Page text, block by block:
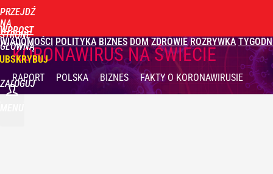
PRZEJDŹ
NA
STRONĘ
GŁÓWNĄ
WPROST
WIADOMOŚCI POLITYKA BIZNES DOM ZDROWIE ROZRYWKA
ZALOGUJ
KORONAWIRUS NA ŚWIECIE
RAPORT POLSKA BIZNES FAKTYO KORONAWIRUSIE